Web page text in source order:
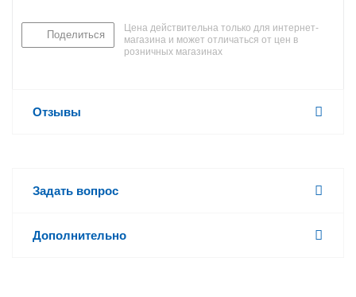
Поделиться
Цена действительна только для интернет-
магазина и может отличаться от цен в
розничных магазинах
Отзывы
Задать вопрос
Дополнительно